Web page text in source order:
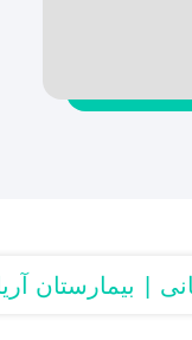
بیمارستان